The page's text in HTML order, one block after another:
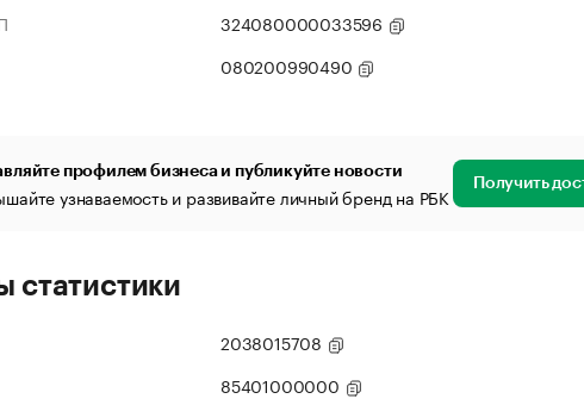
324080000033596
080200990490
профилем бизнеса и публикуйте новости
узнаваемость и развивайте личный бренд на РБК Получить
статистики
2038015708
85401000000